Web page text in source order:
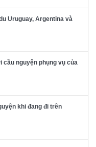
Uruguay, Argentina và
cầu nguyện phụng vụ của
khi đang đi trên